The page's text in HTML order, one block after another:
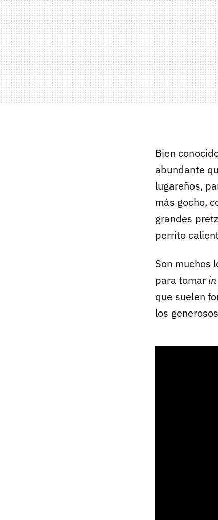
Bien
abundante
lugareños,
más gocho,
grandes
perrito
Son muchos
para tomar
que suelen
los